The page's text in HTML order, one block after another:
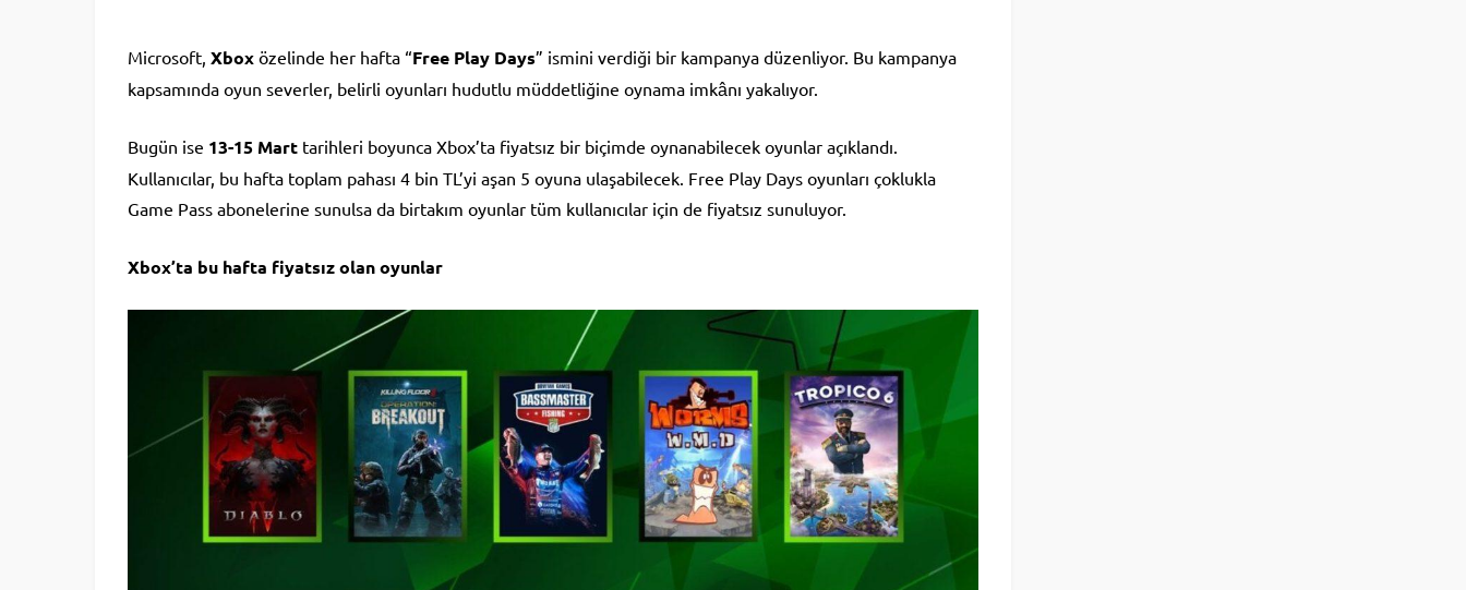
Microsoft, Xbox özelinde her hafta “Free Play Days” ismini verdiği bir kampanya düzenliyor. Bu kampanya
kapsamında oyun severler, belirli oyunları hudutlu müddetliğine oynama imkânı yakalıyor.
Bugün ise 13-15 Mart tarihleri boyunca Xbox’ta fiyatsız bir biçimde oynanabilecek oyunlar açıklandı.
Kullanıcılar, bu hafta toplam pahası 4 bin TL’yi aşan 5 oyuna ulaşabilecek. Free Play Days oyunları çoklukla
Game Pass abonelerine sunulsa da birtakım oyunlar tüm kullanıcılar için de fiyatsız sunuluyor.
Xbox’ta bu hafta fiyatsız olan oyunlar